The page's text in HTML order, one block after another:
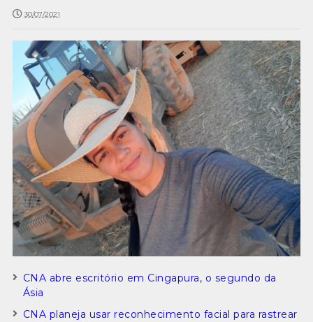
30/07/2021
CNA abre escritório em Cingapura, o segundo da
Ásia
CNA planeja usar reconhecimento facial para rastrear